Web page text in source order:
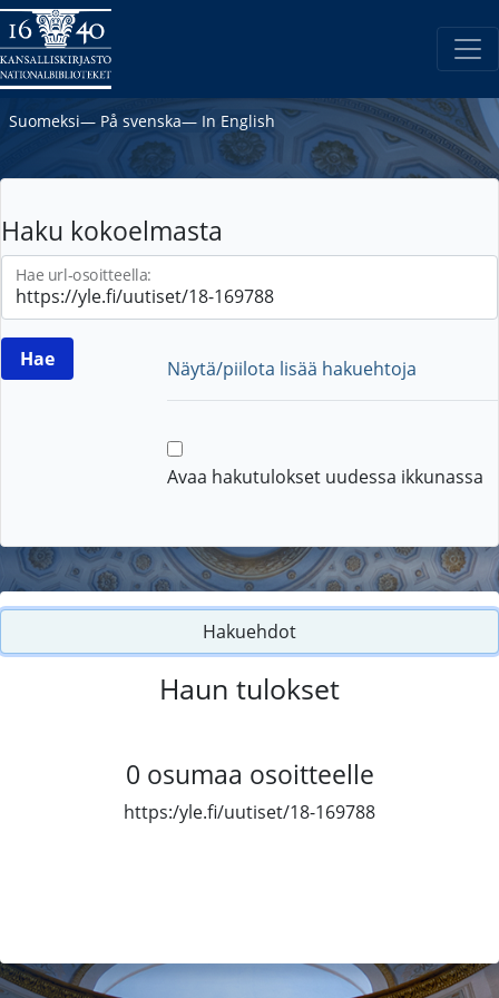
Suomeksi― På svenska― In English
Haku kokoelmasta
Hae url-osoitteella:
Näytä/piilota lisää hakuehtoja
Avaa hakutulokset uudessa ikkunassa
Hakuehdot
Haun tulokset
0 osumaa osoitteelle
https:/yle.fi/uutiset/18-169788